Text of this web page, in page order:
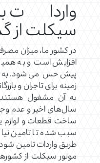
واردات
سیکلت از
در کشور ما، میزان
افزایش است و به
پیش حس می‌شود. به
زمینه برای تاجران و
به آن مشغول
سال‌های اخیر و عدم
ساخت قطعات و لوازم
سبب شده تا تامین
طریق واردات تامین
موتور سیکلت از